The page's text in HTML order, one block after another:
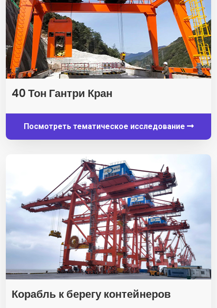
40 Тон Гантри Кран
Посмотреть тематическое исследование
Корабль к берегу контейнеров